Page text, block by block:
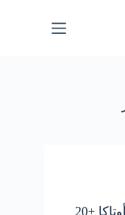
“جنس ناااري” مقطع هدير عبدالرازق مع أوتاكا +20